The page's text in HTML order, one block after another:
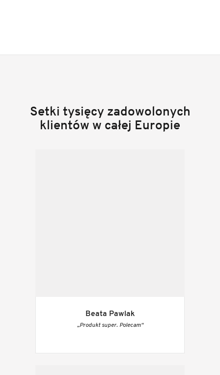
Setki tysięcy zadowolonych
klientów w całej Europie
Beata Pawlak
„Produkt super. Polecam“